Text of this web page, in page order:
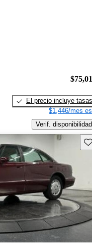
El precio incluye tasas
$1,446/mes
Verif. disponibilidad